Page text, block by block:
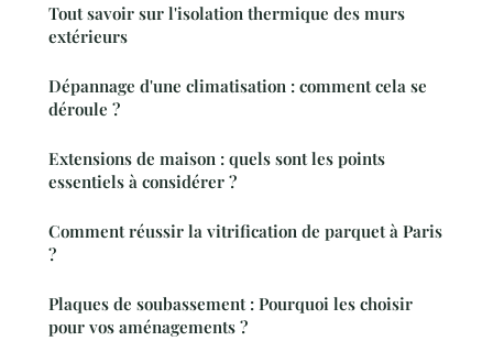
Tout savoir sur l'isolation thermique des murs
extérieurs
Dépannage d'une climatisation : comment cela se
déroule ?
Extensions de maison : quels sont les points
essentiels à considérer ?
Comment réussir la vitrification de parquet à Paris
?
Plaques de soubassement : Pourquoi les choisir
pour vos aménagements ?